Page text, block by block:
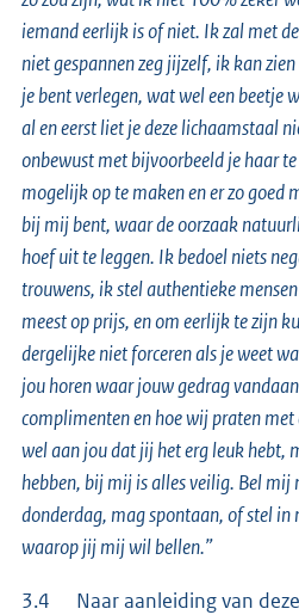
iemand eerlijk is of niet. Ik zal met
niet gespannen zeg jijzelf, ik kan
je bent verlegen, wat wel een
al en eerst liet je deze lichaamstaal
onbewust met bijvoorbeeld je haar
mogelijk op te maken en er zo
bij mij bent, waar de oorzaak
hoef uit te leggen. Ik bedoel niets
trouwens, ik stel authentieke
meest op prijs, en om eerlijk te zijn
dergelijke niet forceren als je weet
jou horen waar jouw gedrag
complimenten en hoe wij praten
wel aan jou dat jij het erg leuk hebt,
hebben, bij mij is alles veilig. Bel mij
donderdag, mag spontaan, of stel
waarop jij mij wil bellen.”
3.4 Naar aanleiding van